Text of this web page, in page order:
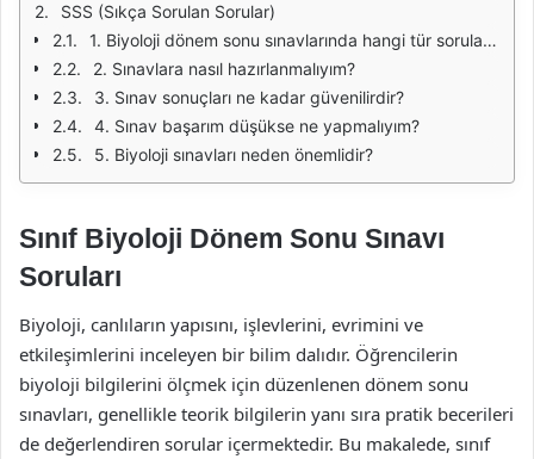
SSS (Sıkça Sorulan Sorular)
1. Biyoloji dönem sonu sınavlarında hangi tür sorular bulunur?
2. Sınavlara nasıl hazırlanmalıyım?
3. Sınav sonuçları ne kadar güvenilirdir?
4. Sınav başarım düşükse ne yapmalıyım?
5. Biyoloji sınavları neden önemlidir?
Sınıf Biyoloji Dönem Sonu Sınavı
Soruları
Biyoloji, canlıların yapısını, işlevlerini, evrimini ve
etkileşimlerini inceleyen bir bilim dalıdır. Öğrencilerin
biyoloji bilgilerini ölçmek için düzenlenen dönem sonu
sınavları, genellikle teorik bilgilerin yanı sıra pratik becerileri
de değerlendiren sorular içermektedir. Bu makalede, sınıf